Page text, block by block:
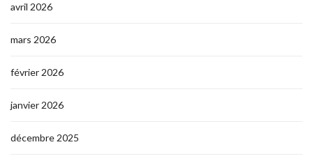
avril 2026
mars 2026
février 2026
janvier 2026
décembre 2025